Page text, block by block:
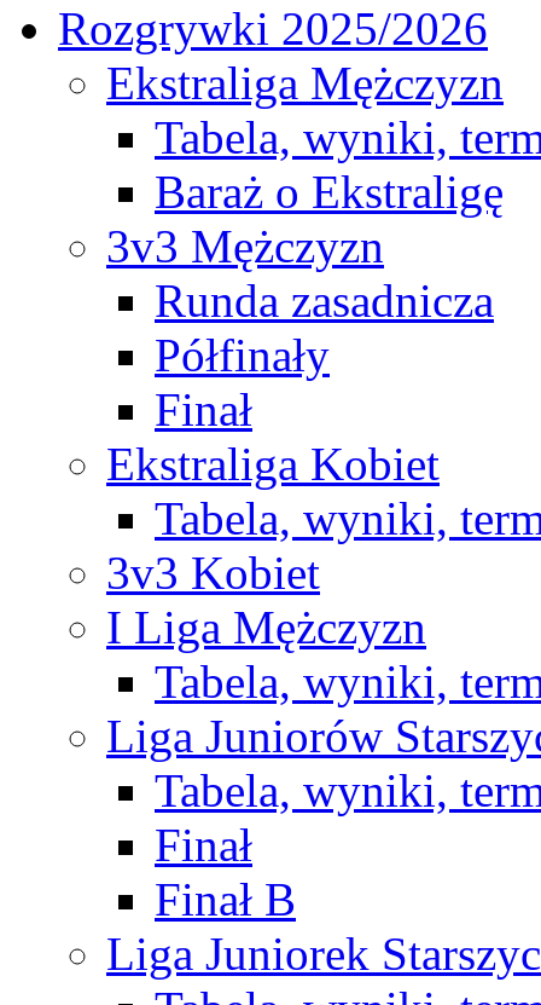
Rozgrywki 2025/2026
Ekstraliga Mężczyzn
Tabela, wyniki,
Baraż o Ekstraligę
3v3 Mężczyzn
Runda zasadnicza
Półfinały
Finał
Ekstraliga Kobiet
Tabela, wyniki,
3v3 Kobiet
I Liga Mężczyzn
Tabela, wyniki,
Liga Juniorów
Tabela, wyniki,
Finał
Finał B
Liga Juniorek